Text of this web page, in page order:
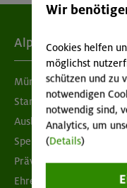
Alpenverein
München & Oberland
Standorte
Ausbildung & Jobs
Spenden
Prävention
Ehrenamtsbörse
Wir
Cookies helfen
möglichst
schützen und zu
notwendigen
notwendig sind,
Analytics, um
(Details)